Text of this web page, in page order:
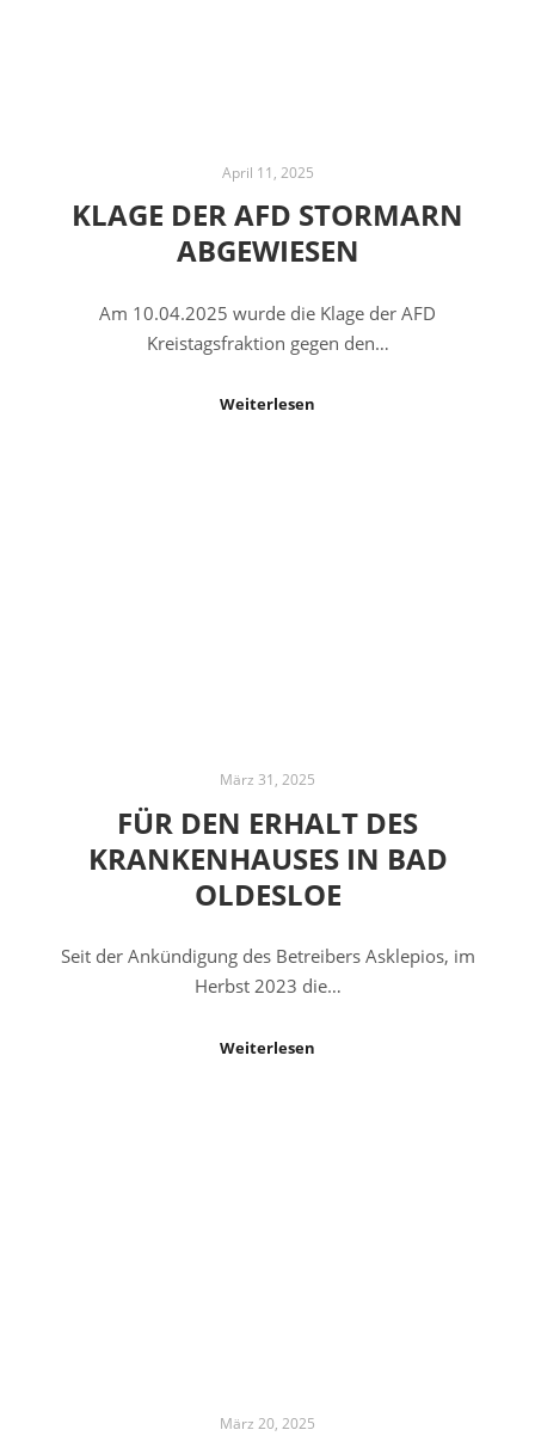
April 11, 2025
KLAGE DER AFD STORMARN
ABGEWIESEN
Am 10.04.2025 wurde die Klage der AFD
Kreistagsfraktion gegen den…
Weiterlesen
März 31, 2025
FÜR DEN ERHALT DES
KRANKENHAUSES IN BAD
OLDESLOE
Seit der Ankündigung des Betreibers Asklepios, im
Herbst 2023 die…
Weiterlesen
März 20, 2025